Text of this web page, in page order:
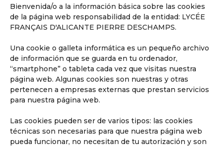
Bienvenida/o a la información básica sobre las cookies
de la página web responsabilidad de la entidad: LYCÉE
FRANÇAIS D'ALICANTE PIERRE DESCHAMPS.
Una cookie o galleta informática es un pequeño archivo
de información que se guarda en tu ordenador,
“smartphone” o tableta cada vez que visitas nuestra
página web. Algunas cookies son nuestras y otras
pertenecen a empresas externas que prestan servicios
para nuestra página web.
Las cookies pueden ser de varios tipos: las cookies
técnicas son necesarias para que nuestra página web
pueda funcionar, no necesitan de tu autorización y son
Descubrir
Descubre Secundaria
Hasta los 18 años, preparados para